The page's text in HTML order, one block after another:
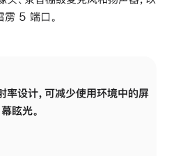
雳 5 端口。
率设计，可减少使用环境中的屏
幕眩光。